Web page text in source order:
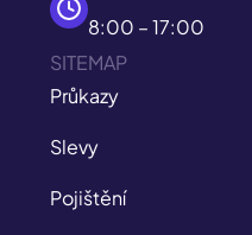
8:00 – 17:00
SITEMAP
Průkazy
Slevy
Pojištění